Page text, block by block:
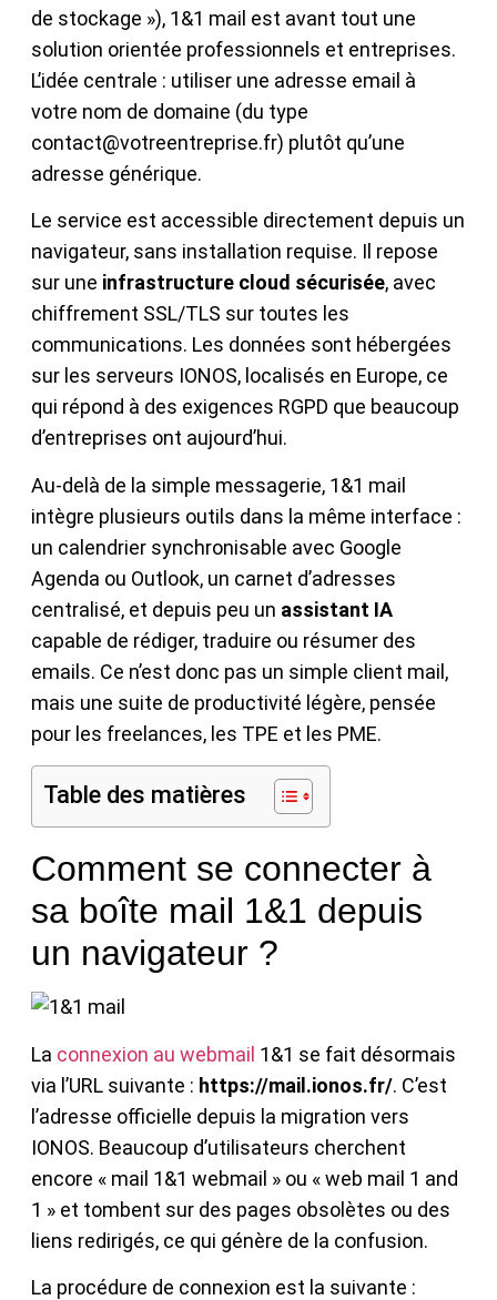
de stockage »), 1&1 mail est avant tout une
solution orientée professionnels et entreprises.
L’idée centrale : utiliser une adresse email à
votre nom de domaine (du type
contact@votreentreprise.fr) plutôt qu’une
adresse générique.
Le service est accessible directement depuis un
navigateur, sans installation requise. Il repose
sur une infrastructure cloud sécurisée, avec
chiffrement SSL/TLS sur toutes les
communications. Les données sont hébergées
sur les serveurs IONOS, localisés en Europe, ce
qui répond à des exigences RGPD que beaucoup
d’entreprises ont aujourd’hui.
Au-delà de la simple messagerie, 1&1 mail
intègre plusieurs outils dans la même interface :
un calendrier synchronisable avec Google
Agenda ou Outlook, un carnet d’adresses
centralisé, et depuis peu un assistant IA
capable de rédiger, traduire ou résumer des
emails. Ce n’est donc pas un simple client mail,
mais une suite de productivité légère, pensée
pour les freelances, les TPE et les PME.
Table des matières
Comment se connecter à
sa boîte mail 1&1 depuis
un navigateur ?
La connexion au webmail 1&1 se fait désormais
via l’URL suivante : https://mail.ionos.fr/. C’est
l’adresse officielle depuis la migration vers
IONOS. Beaucoup d’utilisateurs cherchent
encore « mail 1&1 webmail » ou « web mail 1 and
1 » et tombent sur des pages obsolètes ou des
liens redirigés, ce qui génère de la confusion.
La procédure de connexion est la suivante :